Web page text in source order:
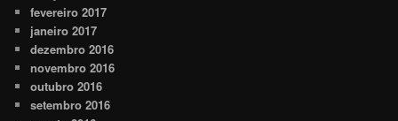
fevereiro 2017
janeiro 2017
dezembro 2016
novembro 2016
outubro 2016
setembro 2016